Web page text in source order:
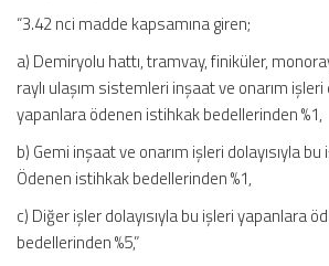
“3.42 nci madde kapsamına giren;
a) Demiryolu hattı, tramvay, finiküler,
raylı ulaşım sistemleri inşaat ve onarım işleri
yapanlara ödenen istihkak bedellerinden %1,
b) Gemi inşaat ve onarım işleri dolayısıyla
Ödenen istihkak bedellerinden %1,
c) Diğer işler dolayısıyla bu işleri yapanlara
bedellerinden %5,”